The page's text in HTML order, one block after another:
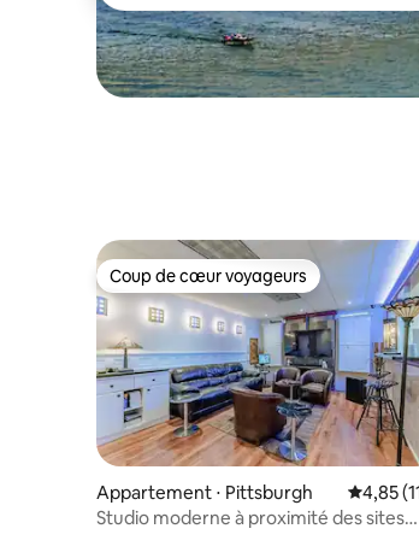
Coup de cœur voyageurs
Coup de cœur voyageurs
Appartement ⋅ Pittsburgh
4,85
Studio moderne à proximité des sites